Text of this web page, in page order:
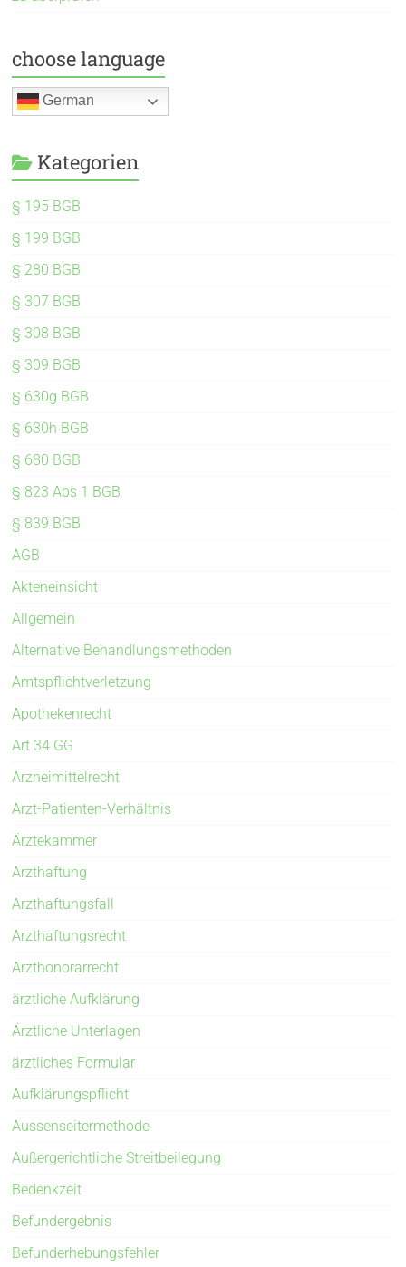
choose language
German
Kategorien
§ 195 BGB
§ 199 BGB
§ 280 BGB
§ 307 BGB
§ 308 BGB
§ 309 BGB
§ 630g BGB
§ 630h BGB
§ 680 BGB
§ 823 Abs 1 BGB
§ 839 BGB
AGB
Akteneinsicht
Allgemein
Alternative Behandlungsmethoden
Amtspflichtverletzung
Apothekenrecht
Art 34 GG
Arzneimittelrecht
Arzt-Patienten-Verhältnis
Ärztekammer
Arzthaftung
Arzthaftungsfall
Arzthaftungsrecht
Arzthonorarrecht
ärztliche Aufklärung
Ärztliche Unterlagen
ärztliches Formular
Aufklärungspflicht
Aussenseitermethode
Außergerichtliche Streitbeilegung
Bedenkzeit
Befundergebnis
Befunderhebungsfehler